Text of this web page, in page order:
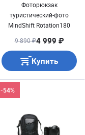
Фоторюкзак
туристический-фото
MindShift Rotation180
9 890 ₽4 999 ₽
Купить
-54%